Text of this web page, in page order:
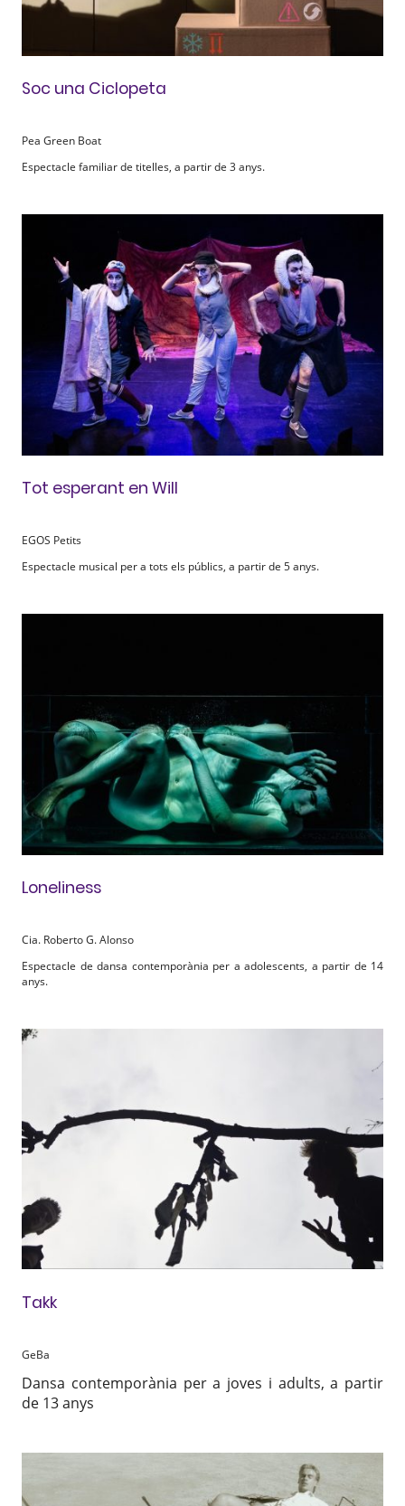
Soc una Ciclopeta
Pea Green Boat
Espectacle familiar de titelles, a partir de 3 anys.
Tot esperant en Will
EGOS Petits
Espectacle musical per a tots els públics, a partir de 5 anys.
Loneliness
Cia. Roberto G. Alonso
Espectacle de dansa contemporània per a adolescents, a partir de 14
anys.
Takk
GeBa
Dansa contemporània per a joves i adults, a partir
de 13 anys